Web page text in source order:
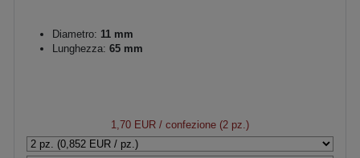
Diametro: 11 mm
Lunghezza: 65 mm
1,70 EUR / confezione (2 pz.)